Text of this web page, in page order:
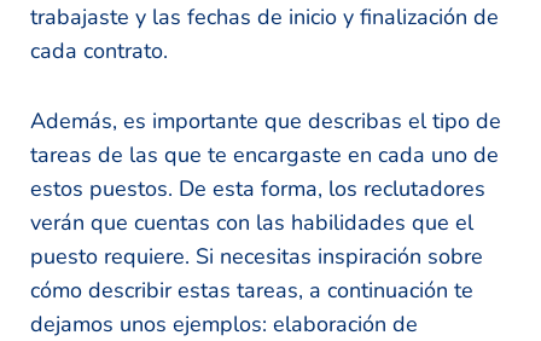
trabajaste y las fechas de inicio y finalización de
cada contrato.
Además, es importante que describas el tipo de
tareas de las que te encargaste en cada uno de
estos puestos. De esta forma, los reclutadores
verán que cuentas con las habilidades que el
puesto requiere. Si necesitas inspiración sobre
cómo describir estas tareas, a continuación te
dejamos unos ejemplos: elaboración de